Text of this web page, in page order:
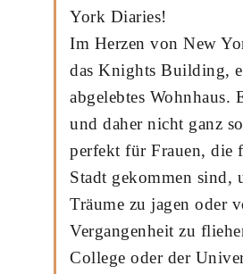
York Diaries!
Im Herzen von New
das Knights Building,
abgelebtes Wohnhaus.
und daher nicht ganz
perfekt für Frauen, die
Stadt gekommen sind,
Träume zu jagen oder
Vergangenheit zu
College oder der